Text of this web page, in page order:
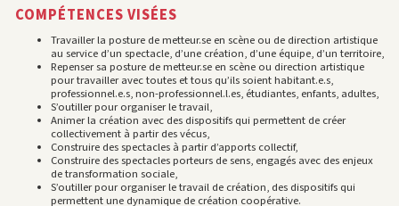
COMPÉTENCES VISÉES
Travailler la posture de metteur.se en scène ou de direction artistique
au service d’un spectacle, d’une création, d’une équipe, d’un territoire,
Repenser sa posture de metteur.se en scène ou direction artistique
pour travailler avec toutes et tous qu’ils soient habitant.e.s,
professionnel.e.s, non-professionnel.l.es, étudiantes, enfants, adultes,
S’outiller pour organiser le travail,
Animer la création avec des dispositifs qui permettent de créer
collectivement à partir des vécus,
Construire des spectacles à partir d’apports collectif,
Construire des spectacles porteurs de sens, engagés avec des enjeux
de transformation sociale,
S’outiller pour organiser le travail de création, des dispositifs qui
permettent une dynamique de création coopérative.